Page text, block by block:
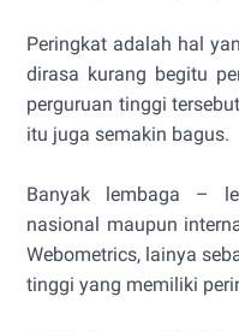
Peringkat adalah hal
dirasa kurang begitu
perguruan tinggi
itu juga semakin bagus.
Banyak lembaga –
nasional maupun
Webometrics, lainya
tinggi yang memiliki